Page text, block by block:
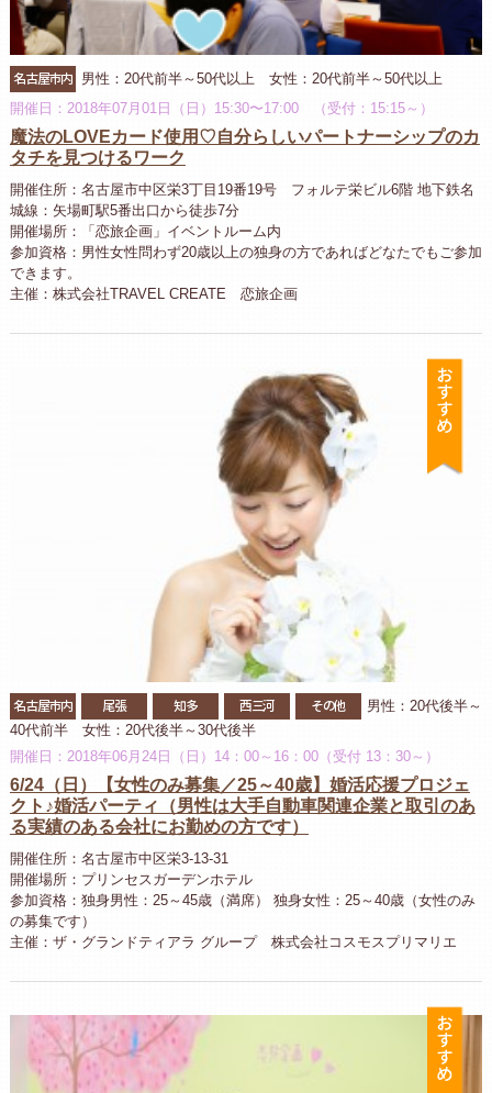
名古屋市内
男性：20代前半～50代以上 女性：20代前半～50代以上
開催日：2018年07月01日（日）15:30〜17:00 （受付：15:15～）
魔法のLOVEカード使用♡自分らしいパートナーシップのカ
タチを見つけるワーク
開催住所：名古屋市中区栄3丁目19番19号 フォルテ栄ビル6階 地下鉄名
城線：矢場町駅5番出口から徒歩7分
開催場所：「恋旅企画」イベントルーム内
参加資格：男性女性問わず20歳以上の独身の方であればどなたでもご参加
できます。
主催：株式会社TRAVEL CREATE 恋旅企画
名古屋市内 尾張 知多 西三河 その他
男性：20代後半～
40代前半 女性：20代後半～30代後半
開催日：2018年06月24日（日）14：00～16：00（受付 13：30～）
6/24（日）【女性のみ募集／25～40歳】婚活応援プロジェ
クト♪婚活パーティ（男性は大手自動車関連企業と取引のあ
る実績のある会社にお勤めの方です）
開催住所：名古屋市中区栄3-13-31
開催場所：プリンセスガーデンホテル
参加資格：独身男性：25～45歳（満席） 独身女性：25～40歳（女性のみ
の募集です）
主催：ザ・グランドティアラ グループ 株式会社コスモスプリマリエ
お